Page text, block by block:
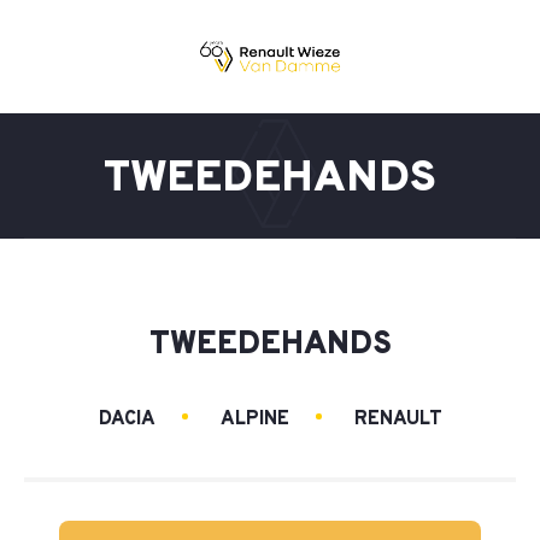
TWEEDEHANDS
TWEEDEHANDS
DACIA ALPINE RENAULT